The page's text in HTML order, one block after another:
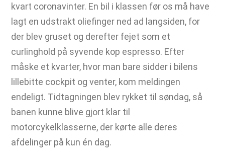
kvart coronavinter. En bil i klassen før os må have
lagt en udstrakt oliefinger ned ad langsiden, for
der blev gruset og derefter fejet som et
curlinghold på syvende kop espresso. Efter
måske et kvarter, hvor man bare sidder i bilens
lillebitte cockpit og venter, kom meldingen
endeligt. Tidtagningen blev rykket til søndag, så
banen kunne blive gjort klar til
motorcykelklasserne, der kørte alle deres
afdelinger på kun én dag.